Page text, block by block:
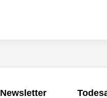
Newsletter